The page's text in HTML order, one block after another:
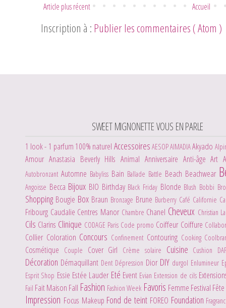
Article plus récent Accueil
Inscription à :Publier les commentaires ( Atom )
SWEET MIGNONETTE VOUS EN PARLE
1 look - 1 parfum 100% naturel Accessoires AESOPAIMADIAAkyado
Amour Anastasia Beverly HillsAnimal Anniversaire Anti-âgeArt
Autobronzant Automne Babyliss Bain Ballade Battle Beach Beachwear
Angoisse Becca Bijoux BIO Birthday Black Friday Blonde Blush Bobbi
Shopping Bougie Box Braun Bronzage Brune Burberry Café Californie
Fribourg Caudalie Centres Manor Chambre Chanel Cheveux Christian
Cils Clarins Clinique CODAGE Paris Code promo Coiffeur Coiffure
Collier Coloration Concours Confinement Contouring Cooking
Cosmétique Couple Cover Girl Crème solaire Cuisine Cushion
Décoration Démaquillant Dent Dépression Dior DIY durgol Enlumineur
Esprit Shop Essie Estée Lauder Eté Event Evian Extension de cils
Fail Fait Maison Fall Fashion Fashion Week Favoris Femme Festival
Impression Focus Makeup Fond de teint FOREO Foundation